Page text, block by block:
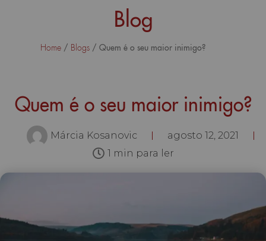
Blog
Home / Blogs / Quem é o seu maior inimigo?
Quem é o seu maior inimigo?
Márcia Kosanovic
agosto 12, 2021
1 min para ler